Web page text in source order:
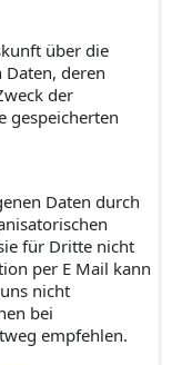
über die
deren
der
gespeicherten
Daten durch
für Dritte nicht
per E Mail kann
nicht
bei
empfehlen.